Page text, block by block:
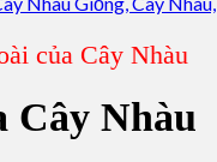
của Cây Nhàu
Cây Nhàu